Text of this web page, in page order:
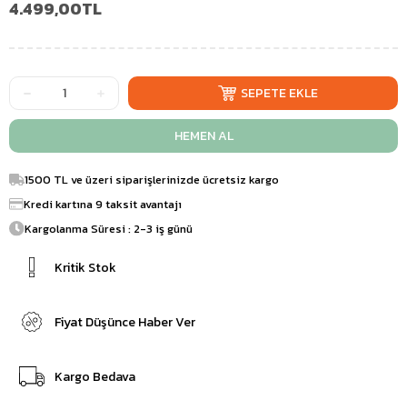
4.499,00TL
1500 TL ve üzeri siparişlerinizde ücretsiz kargo
Kredi kartına 9 taksit avantajı
Kargolanma Süresi : 2-3 iş günü
Kritik Stok
Fiyat Düşünce Haber Ver
Kargo Bedava